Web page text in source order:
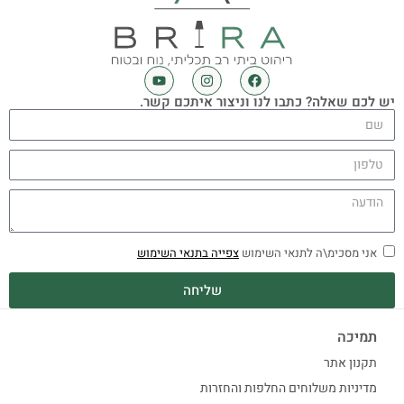
יש לכם שאלה? כתבו לנו וניצור איתכם קשר.
אני מסכימ\ה לתנאי השימוש צפייה בתנאי השימוש
שליחה
תמיכה
תקנון אתר
מדיניות משלוחים החלפות והחזרות